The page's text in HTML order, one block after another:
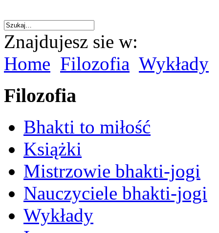
Znajdujesz sie w:
Home Filozofia Wykłady
Filozofia
Bhakti to miłość
Książki
Mistrzowie bhakti-jogi
Nauczyciele bhakti-jogi
Wykłady